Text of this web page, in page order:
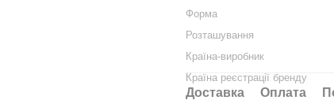
Форма
Розташування
Країна-виробник
Країна реєстрації бренду
Доставка Оплата